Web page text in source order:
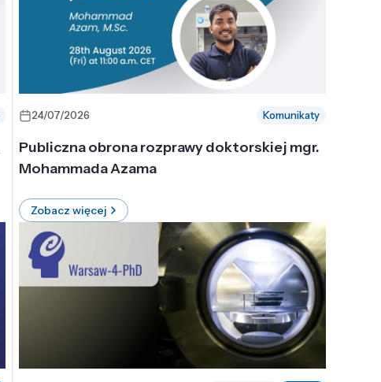
24/07/2026 Komunikaty
Publiczna obrona rozprawy doktorskiej mgr.
Mohammada Azama
Zobacz więcej